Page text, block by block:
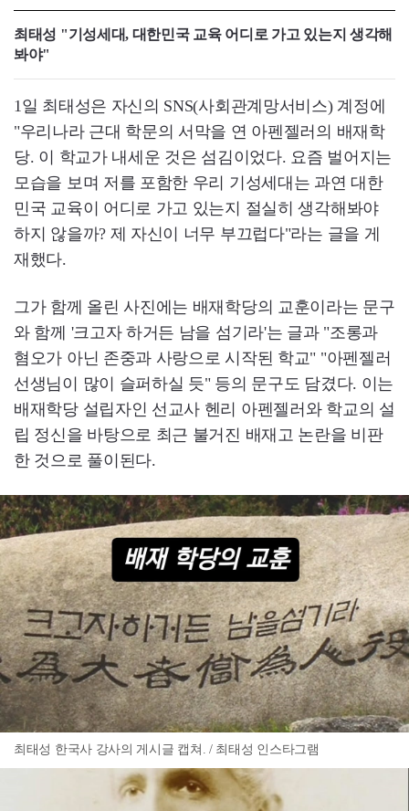
최태성 "기성세대, 대한민국 교육 어디로 가고 있는지 생각해
봐야"
1일 최태성은 자신의 SNS(사회관계망서비스) 계정에
"우리나라 근대 학문의 서막을 연 아펜젤러의 배재학
당. 이 학교가 내세운 것은 섬김이었다. 요즘 벌어지는
모습을 보며 저를 포함한 우리 기성세대는 과연 대한
민국 교육이 어디로 가고 있는지 절실히 생각해봐야
하지 않을까? 제 자신이 너무 부끄럽다"라는 글을 게
재했다.
그가 함께 올린 사진에는 배재학당의 교훈이라는 문구
와 함께 '크고자 하거든 남을 섬기라'는 글과 "조롱과
혐오가 아닌 존중과 사랑으로 시작된 학교" "아펜젤러
선생님이 많이 슬퍼하실 듯" 등의 문구도 담겼다. 이는
배재학당 설립자인 선교사 헨리 아펜젤러와 학교의 설
립 정신을 바탕으로 최근 불거진 배재고 논란을 비판
한 것으로 풀이된다.
최태성 한국사 강사의 게시글 캡쳐. / 최태성 인스타그램